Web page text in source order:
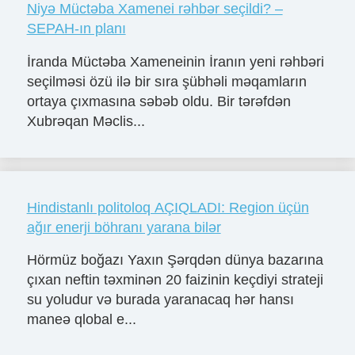
Niyə Müctəba Xamenei rəhbər seçildi? –
SEPAH-ın planı
İranda Müctəba Xameneinin İranın yeni rəhbəri
seçilməsi özü ilə bir sıra şübhəli məqamların
ortaya çıxmasına səbəb oldu. Bir tərəfdən
Xubrəqan Məclis...
Hindistanlı politoloq AÇIQLADI: Region üçün
ağır enerji böhranı yarana bilər
Hörmüz boğazı Yaxın Şərqdən dünya bazarına
çıxan neftin təxminən 20 faizinin keçdiyi strateji
su yoludur və burada yaranacaq hər hansı
maneə qlobal e...